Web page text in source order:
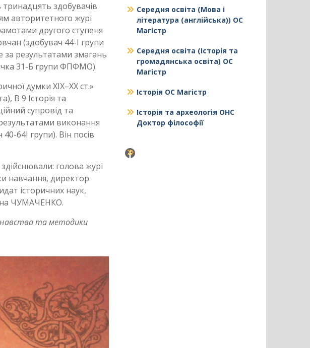
тринадцять здобувачів
авторитетного журі
другого ступеня
(здобувач 44-І групи
за результатами змагань
31-Б групи ФПФМО).
думки ХІХ–ХХ ст.»
В 9 Історія та
супровід та
виконання
64І групи). Він посів
голова журі
навчання, директор
історичних наук,
ЧУМАЧЕНКО.
та методики
Середня освіта (Мова і
література (англійська)) ОС
Магістр
Середня освіта (Історія та
громадянська освіта) ОС
Магістр
Історія ОС Магістр
Історія та археологія ОНС
Доктор філософії
Facebook